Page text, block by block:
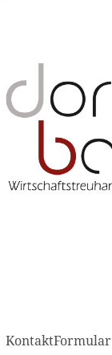
KontaktFormular